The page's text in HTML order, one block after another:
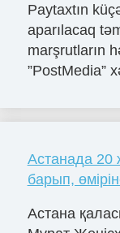
Paytaxtın
aparılacaq
marşrutların
”PostMedia”
Астанада 20
барып,
Астана